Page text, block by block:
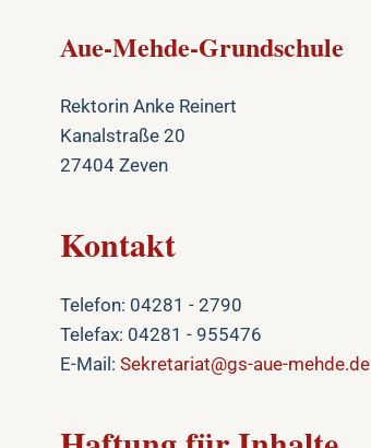
Aue-Mehde-Grundschule
Rektorin Anke Reinert
Kanalstraße 20
27404 Zeven
Kontakt
Telefon: 04281 - 2790
Telefax: 04281 - 955476
E-Mail: Sekretariat@gs-aue-mehde.de